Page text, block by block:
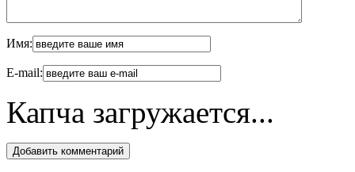
Имя:
E-mail:
Капча загружается...